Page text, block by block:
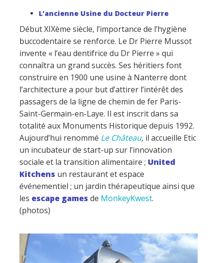
L’ancienne Usine du Docteur Pierre
Début XIXème siècle, l’importance de l’hygiène
buccodentaire se renforce. Le Dr Pierre Mussot
invente « l’eau dentifrice du Dr Pierre » qui
connaîtra un grand succès. Ses héritiers font
construire en 1900 une usine à Nanterre dont
l’architecture a pour but d’attirer l’intérêt des
passagers de la ligne de chemin de fer Paris-
Saint-Germain-en-Laye. Il est inscrit dans sa
totalité aux Monuments Historique depuis 1992.
Aujourd’hui renommé Le Château, il accueille Etic
un incubateur de start-up sur l’innovation
sociale et la transition alimentaire ; United
Kitchens un restaurant et espace
événementiel ; un jardin thérapeutique ainsi que
les escape games de MonkeyKwest.
(photos)